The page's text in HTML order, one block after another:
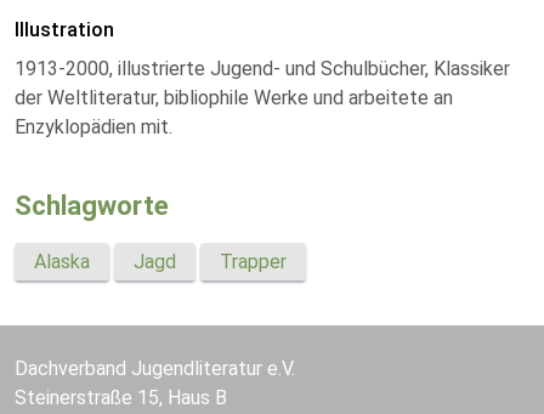
Illustration
1913-2000, illustrierte Jugend- und Schulbücher, Klassiker
der Weltliteratur, bibliophile Werke und arbeitete an
Enzyklopädien mit.
Schlagworte
Alaska Jagd Trapper
Dachverband Jugendliteratur e.V.
Steinerstraße 15, Haus B